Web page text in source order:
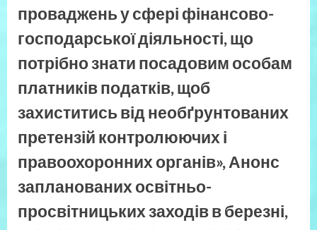
проваджень у сфері фінансово-
господарської діяльності, що
потрібно знати посадовим особам
платників податків, щоб
захиститись від необґрунтованих
претензій контролюючих і
правоохоронних органів», Анонс
запланованих освітньо-
просвітницьких заходів в березні,